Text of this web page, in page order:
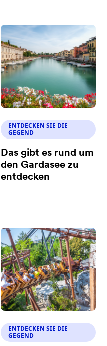
ENTDECKEN SIE DIE
GEGEND
Das gibt es rund um
den Gardasee zu
entdecken
ENTDECKEN SIE DIE
GEGEND